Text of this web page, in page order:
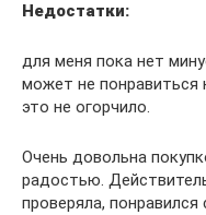
Недостатки:
для меня пока нет
может не понравиться
это не огорчило.
Очень довольна
радостью.
проверяла,